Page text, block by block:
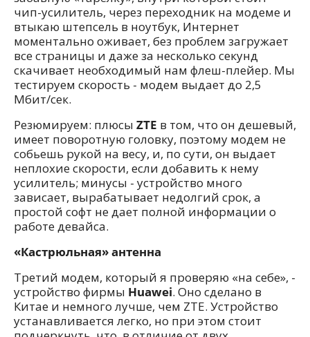
чип-усилитель, через переходник на модеме и
втыкаю штепсель в ноутбук, Интернет
моментально оживает, без проблем загружает
все страницы и даже за несколько секунд
скачивает необходимый нам флеш-плейер. Мы
тестируем скорость - модем выдает до 2,5
Мбит/сек.
Резюмируем: плюсы ZTE в том, что он дешевый,
имеет поворотную головку, поэтому модем не
собьешь рукой на весу, и, по сути, он выдает
неплохие скорости, если добавить к нему
усилитель; минусы - устройство много
зависает, вырабатывает недолгий срок, а
простой софт не дает полной информации о
работе девайса.
«Кастрюльная» антенна
Третий модем, который я проверяю «на себе», -
устройство фирмы Huawei. Оно сделано в
Китае и немного лучше, чем ZTE. Устройство
устанавливается легко, но при этом стоит